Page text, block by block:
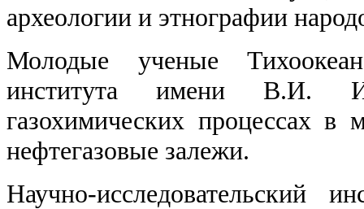
археологии и этнографии
Молодые ученые
института имени В.И.
газохимических процессах
нефтегазовые залежи.
Научно-исследовательский